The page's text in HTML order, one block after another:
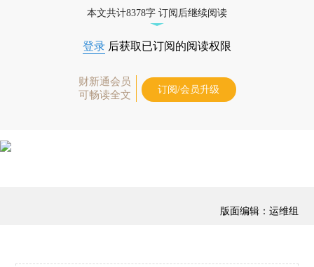
本文共计8378字 订阅后继续阅读
登录 后获取已订阅的阅读权限
财新通会员
可畅读全文
订阅/会员升级
版面编辑：运维组